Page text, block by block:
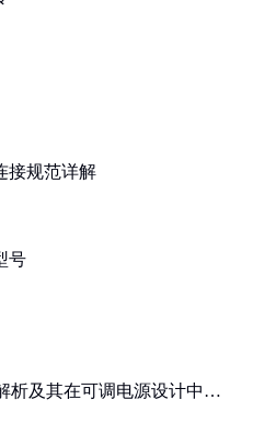
接规范详解
号
析及其在可调电源设计中的